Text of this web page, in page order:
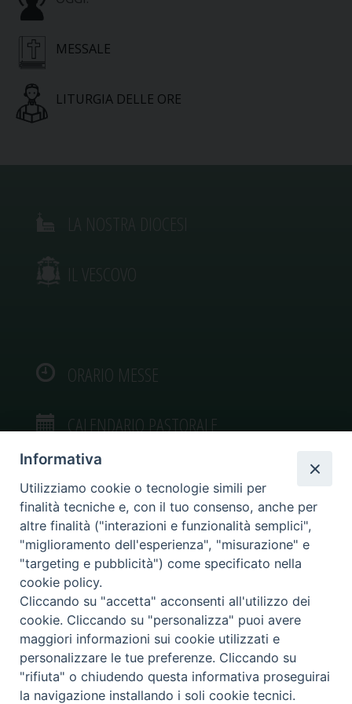
MESSALE
LITURGIA DELLE ORE
IL VESCOVO
ORARIO MESSE
CALENDARIO PASTORALE
VIDEOGALLERY
PHOTOGALLERY
Diocesi di Caltagirone
Piazza San Francesco d’Assisi, 9 – tel. 0933.34186 – fax 0933.820590 e-mail:
comunicazionisociali@diocesidicaltagirone.it
Informativa
Utilizziamo cookie o tecnologie simili per
finalità tecniche e, con il tuo consenso, anche per
altre finalità ("interazioni e funzionalità semplici",
"miglioramento dell'esperienza", "misurazione" e
"targeting e pubblicità") come specificato nella
cookie policy.
Cliccando su "accetta" acconsenti all'utilizzo dei
cookie. Cliccando su "personalizza" puoi avere
maggiori informazioni sui cookie utilizzati e
personalizzare le tue preferenze. Cliccando su
"rifiuta" o chiudendo questa informativa proseguirai
la navigazione installando i soli cookie tecnici.